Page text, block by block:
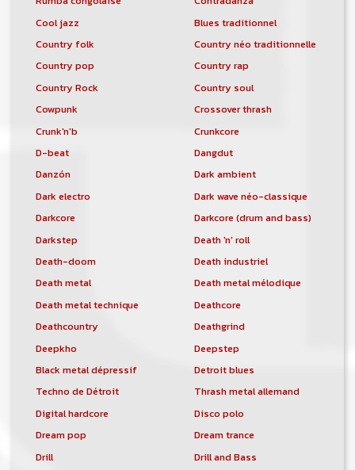
Cool jazz
Blues traditionnel
Country folk
Country néo traditionnelle
Country pop
Country rap
Country Rock
Country soul
Cowpunk
Crossover thrash
Crunk'n'b
Crunkcore
D-beat
Dangdut
Danzón
Dark ambient
Dark electro
Dark wave néo-classique
Darkcore
Darkcore (drum and bass)
Darkstep
Death 'n' roll
Death-doom
Death industriel
Death metal
Death metal mélodique
Death metal technique
Deathcore
Deathcountry
Deathgrind
Deepkho
Deepstep
Black metal dépressif
Detroit blues
Techno de Détroit
Thrash metal allemand
Digital hardcore
Disco polo
Dream pop
Dream trance
Drill
Drill and Bass